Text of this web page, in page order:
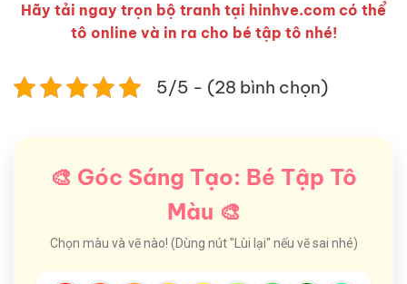
Hãy tải ngay trọn bộ tranh tại hinhve.com có thể
tô online và in ra cho bé tập tô nhé!
5/5 - (28 bình chọn)
🎨 Góc Sáng Tạo: Bé Tập Tô
Màu 🎨
Chọn màu và vẽ nào! (Dùng nút "Lùi lại" nếu vẽ sai nhé)